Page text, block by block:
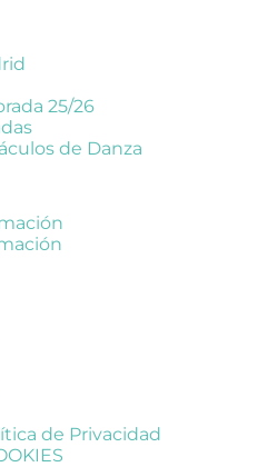
25/26
de Danza
de Privacidad